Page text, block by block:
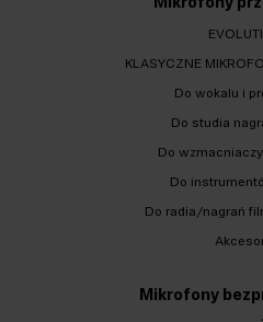
Mikrofony
KLASYCZNE
Do wokalu i
Do studia
Do
Do
Do radia/nagrań
Mikrofony